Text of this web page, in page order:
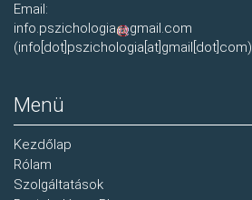
Email:
info.pszichologia
gmail.com
(info[dot]pszichologia[at]gmail[dot]com)
Menü
Kezdőlap
Rólam
Szolgáltatások